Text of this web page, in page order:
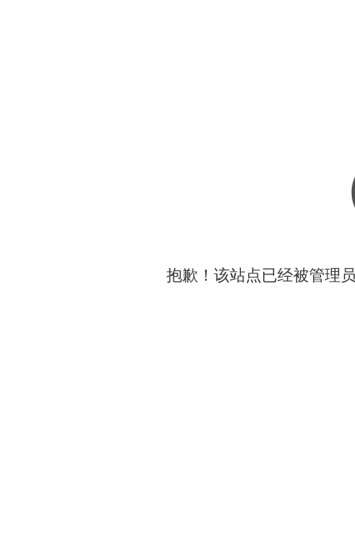
抱歉！该站点已经被管理